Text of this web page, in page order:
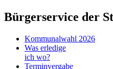
Bürgerservice der
Kommunalwahl 2026
Was erledige
ich wo?
Terminvergabe